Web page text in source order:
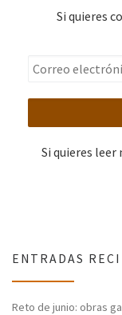
Si quieres
Si quieres
ENTRADAS
Reto de junio: obras